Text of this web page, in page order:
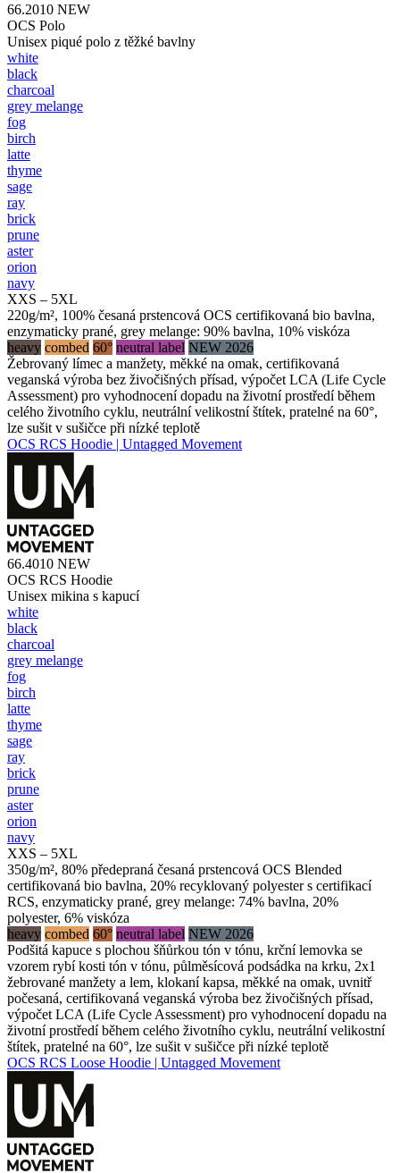
66.2010 NEW
OCS Polo
Unisex piqué polo z těžké bavlny
white
black
charcoal
grey melange
fog
birch
latte
thyme
sage
ray
brick
prune
aster
orion
navy
XXS – 5XL
220g/m², 100% česaná prstencová OCS certifikovaná bio bavlna,
enzymaticky prané, grey melange: 90% bavlna, 10% viskóza
heavy combed 60° neutral label NEW 2026
Žebrovaný límec a manžety, měkké na omak, certifikovaná
veganská výroba bez živočišných přísad, výpočet LCA (Life Cycle
Assessment) pro vyhodnocení dopadu na životní prostředí během
celého životního cyklu, neutrální velikostní štítek, pratelné na 60°,
lze sušit v sušičce při nízké teplotě
OCS RCS Hoodie | Untagged Movement
66.4010 NEW
OCS RCS Hoodie
Unisex mikina s kapucí
white
black
charcoal
grey melange
fog
birch
latte
thyme
sage
ray
brick
prune
aster
orion
navy
XXS – 5XL
350g/m², 80% předepraná česaná prstencová OCS Blended
certifikovaná bio bavlna, 20% recyklovaný polyester s certifikací
RCS, enzymaticky prané, grey melange: 74% bavlna, 20%
polyester, 6% viskóza
heavy combed 60° neutral label NEW 2026
Podšitá kapuce s plochou šňůrkou tón v tónu, krční lemovka se
vzorem rybí kosti tón v tónu, půlměsícová podsádka na krku, 2x1
žebrované manžety a lem, klokaní kapsa, měkké na omak, uvnitř
počesaná, certifikovaná veganská výroba bez živočišných přísad,
výpočet LCA (Life Cycle Assessment) pro vyhodnocení dopadu na
životní prostředí během celého životního cyklu, neutrální velikostní
štítek, pratelné na 60°, lze sušit v sušičce při nízké teplotě
OCS RCS Loose Hoodie | Untagged Movement